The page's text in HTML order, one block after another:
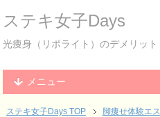
ステキ女子Days
光痩身（リポライト）のデメリット
メニュー
ステキ女子Days TOP 脚痩せ体験エ